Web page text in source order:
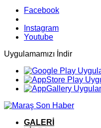
Facebook
Instagram
Youtube
Uygulamamızı İndir
GALERİ